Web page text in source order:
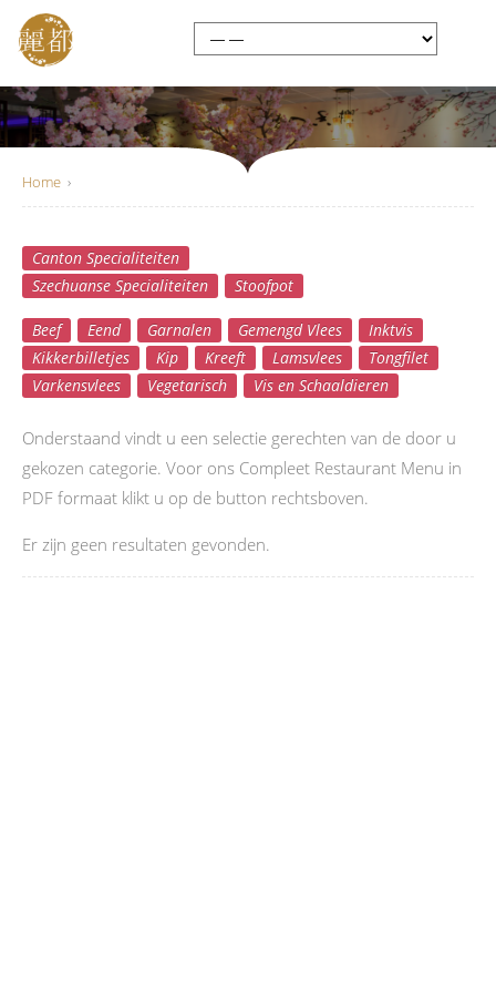
Home ›
Canton Specialiteiten
Szechuanse Specialiteiten
Stoofpot
Beef Eend Garnalen Gemengd Vlees
Inktvis
Kikkerbilletjes
Kip Kreeft Lamsvlees
Tongfilet
Varkensvlees
Vegetarisch Vis en Schaaldieren
Onderstaand vindt u een selectie gerechten van de door u
gekozen categorie. Voor ons Compleet Restaurant Menu in
PDF formaat klikt u op de button rechtsboven.
Er zijn geen resultaten gevonden.